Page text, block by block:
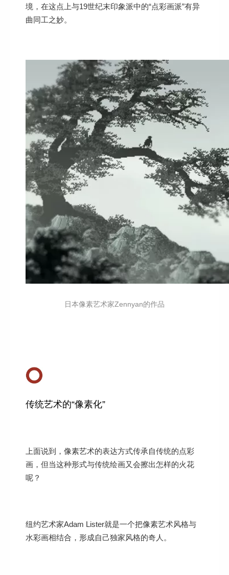
境，在这点上与19世纪末印象派中的“点彩画派”有异
曲同工之妙。
日本像素艺术家Zennyan的作品
传统艺术的“像素化”
上面说到，像素艺术的表达方式传承自传统的点彩
画，但当这种形式与传统绘画又会擦出怎样的火花
呢？
纽约艺术家Adam Lister就是一个把像素艺术风格与
水彩画相结合，形成自己独家风格的奇人。